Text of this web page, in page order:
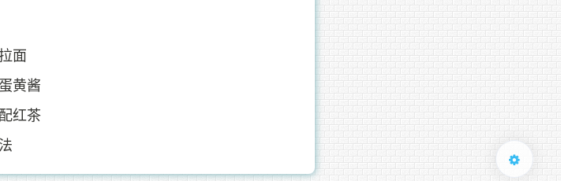
面
黄酱
红茶